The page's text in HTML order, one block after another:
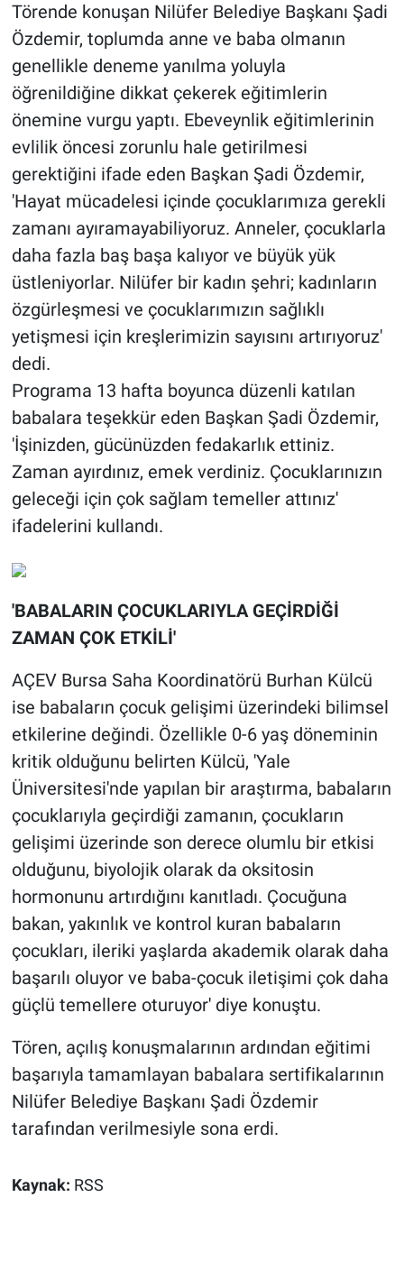
Törende konuşan Nilüfer Belediye Başkanı Şadi
Özdemir, toplumda anne ve baba olmanın
genellikle deneme yanılma yoluyla
öğrenildiğine dikkat çekerek eğitimlerin
önemine vurgu yaptı. Ebeveynlik eğitimlerinin
evlilik öncesi zorunlu hale getirilmesi
gerektiğini ifade eden Başkan Şadi Özdemir,
'Hayat mücadelesi içinde çocuklarımıza gerekli
zamanı ayıramayabiliyoruz. Anneler, çocuklarla
daha fazla baş başa kalıyor ve büyük yük
üstleniyorlar. Nilüfer bir kadın şehri; kadınların
özgürleşmesi ve çocuklarımızın sağlıklı
yetişmesi için kreşlerimizin sayısını artırıyoruz'
dedi.
Programa 13 hafta boyunca düzenli katılan
babalara teşekkür eden Başkan Şadi Özdemir,
'İşinizden, gücünüzden fedakarlık ettiniz.
Zaman ayırdınız, emek verdiniz. Çocuklarınızın
geleceği için çok sağlam temeller attınız'
ifadelerini kullandı.
'BABALARIN ÇOCUKLARIYLA GEÇİRDİĞİ
ZAMAN ÇOK ETKİLİ'
AÇEV Bursa Saha Koordinatörü Burhan Külcü
ise babaların çocuk gelişimi üzerindeki bilimsel
etkilerine değindi. Özellikle 0-6 yaş döneminin
kritik olduğunu belirten Külcü, 'Yale
Üniversitesi'nde yapılan bir araştırma, babaların
çocuklarıyla geçirdiği zamanın, çocukların
gelişimi üzerinde son derece olumlu bir etkisi
olduğunu, biyolojik olarak da oksitosin
hormonunu artırdığını kanıtladı. Çocuğuna
bakan, yakınlık ve kontrol kuran babaların
çocukları, ileriki yaşlarda akademik olarak daha
başarılı oluyor ve baba-çocuk iletişimi çok daha
güçlü temellere oturuyor' diye konuştu.
Tören, açılış konuşmalarının ardından eğitimi
başarıyla tamamlayan babalara sertifikalarının
Nilüfer Belediye Başkanı Şadi Özdemir
tarafından verilmesiyle sona erdi.
Kaynak: RSS